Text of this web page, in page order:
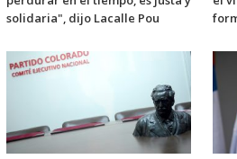
solidaria", dijo Lacalle Pou